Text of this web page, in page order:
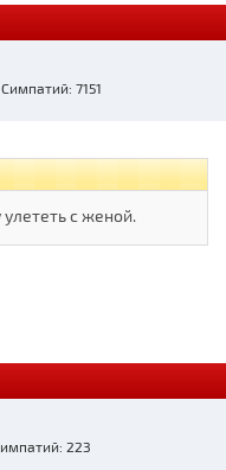
7151
улететь с женой.
223